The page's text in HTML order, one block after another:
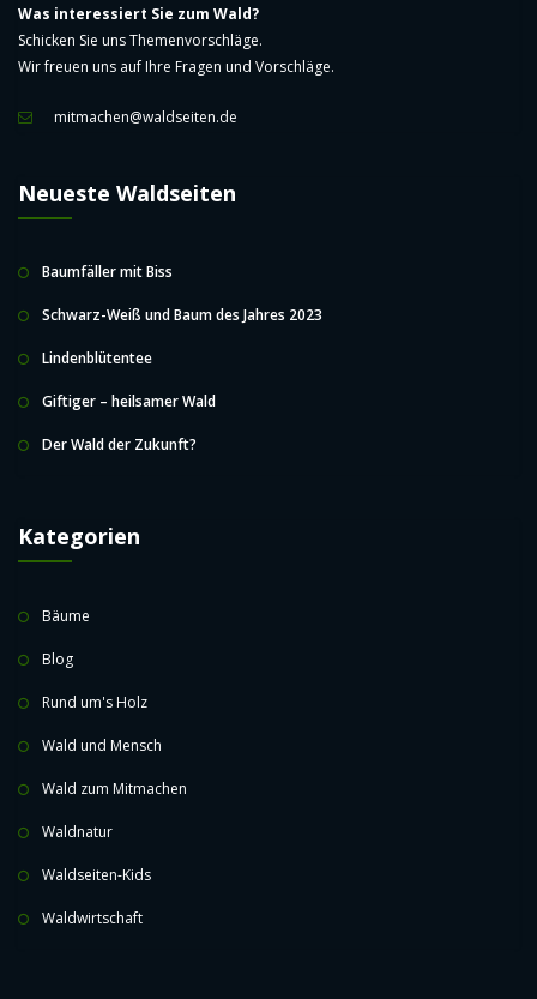
Was interessiert Sie zum Wald?
Schicken Sie uns Themenvorschläge.
Wir freuen uns auf Ihre Fragen und Vorschläge.
mitmachen@waldseiten.de
Neueste Waldseiten
Baumfäller mit Biss
Schwarz-Weiß und Baum des Jahres 2023
Lindenblütentee
Giftiger – heilsamer Wald
Der Wald der Zukunft?
Kategorien
Bäume
Blog
Rund um's Holz
Wald und Mensch
Wald zum Mitmachen
Waldnatur
Waldseiten-Kids
Waldwirtschaft